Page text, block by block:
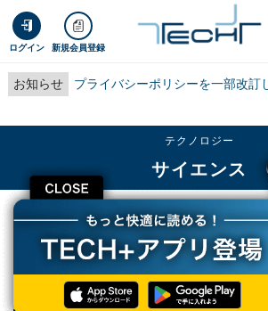
ログイン 新規会員登録
お知らせ プライバシーポリシーを一部改訂
CLOSE
テクノロジー
サイエンス
TECH+ テクノロジー
サイエンス
英国科学雑誌のQ&Aコーナー - そんなに熱くなるなん